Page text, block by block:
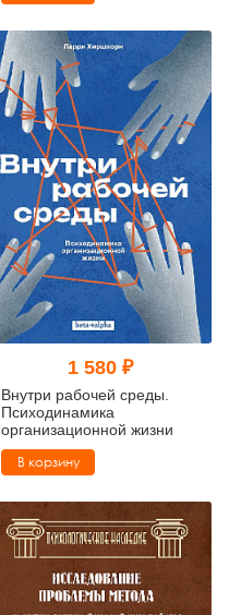
1 580 ₽
Внутри рабочей среды.
Психодинамика
организационной жизни
В корзину